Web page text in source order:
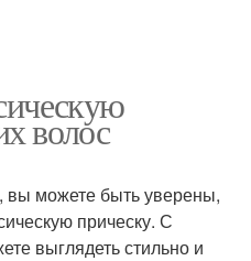
волос
вы можете быть уверены,
прическу. С
выглядеть стильно и